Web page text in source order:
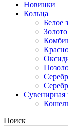
Новинки
Кольца
Белое
Золото
Сувенирная
Поиск